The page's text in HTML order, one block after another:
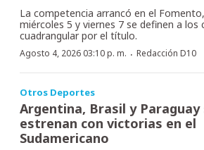
La competencia arrancó en el
miércoles 5 y viernes 7 se definen a los
cuadrangular por el título.
Agosto 4, 2026 03:10 p. m. · Redacción D10
Otros Deportes
Argentina, Brasil y Paraguay
estrenan con victorias en el
Sudamericano